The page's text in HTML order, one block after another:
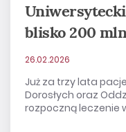
blisko 200 mln
26.02.2026
Już za trzy lata
Dorosłych oraz
rozpoczną leczenie